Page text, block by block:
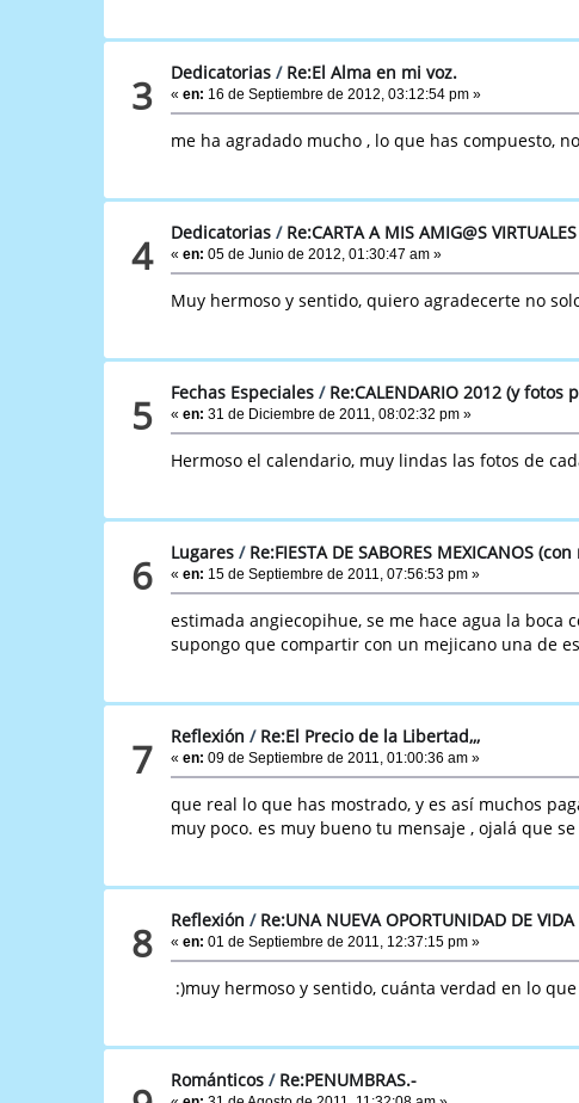
3 Dedicatorias / Re:El Alma en mi voz.
«en: 16 de Septiembre de 2012, 03:12:54 pm »
me ha agradado mucho , lo que has compuesto,
4 Dedicatorias / Re:CARTA A MIS AMIG@S VIRTUALES
«en: 05 de Junio de 2012, 01:30:47 am »
Muy hermoso y sentido, quiero agradecerte no
5 Fechas Especiales / Re:CALENDARIO 2012 (y
«en: 31 de Diciembre de 2011, 08:02:32 pm »
Hermoso el calendario, muy lindas las fotos de
6 Lugares / Re:FIESTA DE SABORES MEXICANOS
«en: 15 de Septiembre de 2011, 07:56:53 pm »
estimada angiecopihue, se me hace agua la boca
supongo que compartir con un mejicano una de
7 Reflexión / Re:El Precio de la Libertad,,,
«en: 09 de Septiembre de 2011, 01:00:36 am »
que real lo que has mostrado, y es así muchos
muy poco. es muy bueno tu mensaje , ojalá que se
8 Reflexión / Re:UNA NUEVA OPORTUNIDAD DE VIDA
«en: 01 de Septiembre de 2011, 12:37:15 pm »
:)muy hermoso y sentido, cuánta verdad en lo que
Románticos / Re:PENUMBRAS.-